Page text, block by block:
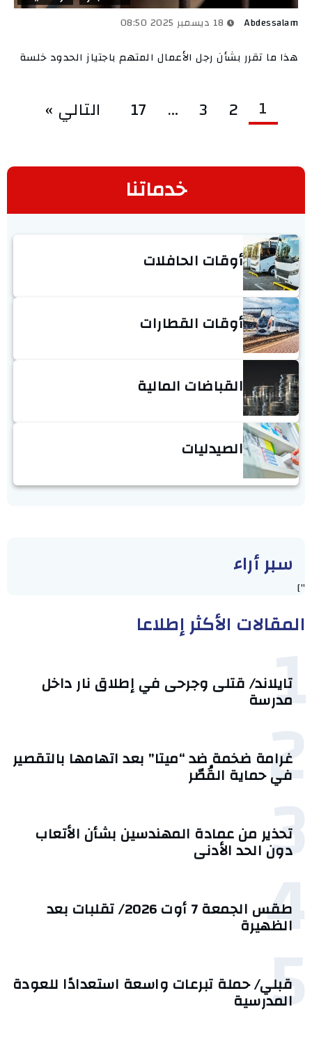
Abdessalam
هذا ما تقرر بشأن رجل الأعمال المتهم باجتياز الحدود خلسة
1
2
3
…
17 التالي »
خدماتنا
أوقات الحافلات
أوقات القطارات
القباضات المالية
الصيدليات
سبر أراء
"]
المقالات الأكثر إطلاعا
1
تايلاند/ قتلى وجرحى في إطلاق نار داخل
مدرسة
2
غرامة ضخمة ضد “ميتا” بعد اتهامها بالتقصير
في حماية القُصّر
3
تحذير من عمادة المهندسين بشأن الأتعاب
دون الحد الأدنى
4 طقس الجمعة 7 أوت 2026/ تقلبات بعد
الظهيرة
5
قبلي/ حملة تبرعات واسعة استعدادًا للعودة
المدرسية